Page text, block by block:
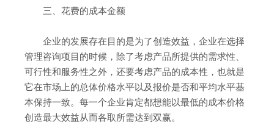
三、花费的成本金额
企业的发展存在目的是为了创造效益，企业在选择
管理咨询项目的时候，除了考虑产品所提供的需求性、
可行性和服务性之外，还要考虑产品的成本性，也就是
它在市场上的总体价格水平以及报价是否和平均水平基
本保持一致。每一个企业肯定都想能以最低的成本价格
创造最大效益从而各取所需达到双赢。